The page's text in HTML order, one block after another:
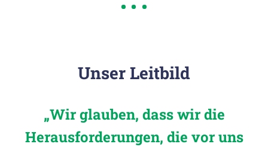
Unser Leitbild
„Wir glauben, dass wir die
Herausforderungen, die vor uns